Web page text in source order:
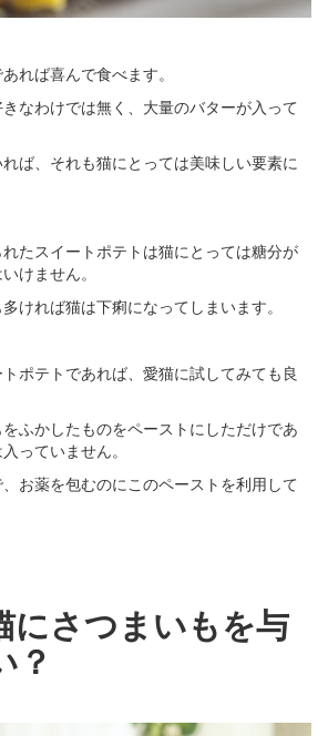
れば喜んで食べます。
なわけでは無く、大量のバターが入って
ば、それも猫にとっては美味しい要素に
たスイートポテトは猫にとっては糖分が
けません。
ければ猫は下痢になってしまいます。
ポテトであれば、愛猫に試してみても良
ふかしたものをペーストにしただけであ
っていません。
お薬を包むのにこのペーストを利用して
にさつまいもを与
？